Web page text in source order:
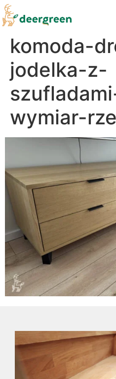
komoda-
jodelka-z-
wymiar-